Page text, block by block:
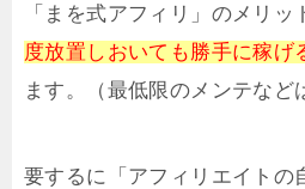
「まを式アフィリ」のメリッ
度放置しおいても勝手に稼げ
ます。（最低限のメンテなど
要するに「アフィリエイトの